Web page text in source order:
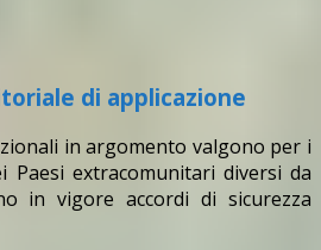
di applicazione
in argomento valgono per i
extracomunitari diversi da
in vigore accordi di sicurezza